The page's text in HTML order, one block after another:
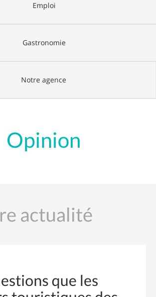
Emploi
Gastronomie
Notre agence
Opinion
actualité
que les